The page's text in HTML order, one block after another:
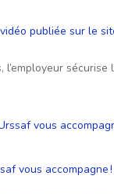
vidéo publiée sur le
l’employeur
vous
vous accompagne !